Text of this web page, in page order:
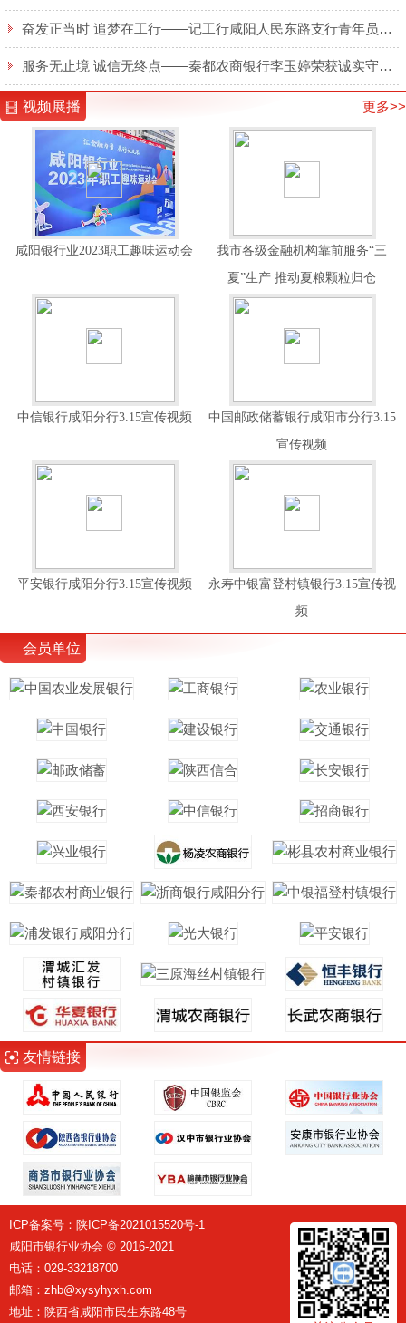
奋发正当时 追梦在工行——记工行咸阳人民东路支行青年员工侯梦莹
服务无止境 诚信无终点——秦都农商银行李玉婷荣获诚实守信类“秦都好人”表彰
视频展播 更多>>
咸阳银行业2023职工趣味运动会
我市各级金融机构靠前服务“三
夏”生产 推动夏粮颗粒归仓
中信银行咸阳分行3.15宣传视频
中国邮政储蓄银行咸阳市分行3.15
宣传视频
平安银行咸阳分行3.15宣传视频
永寿中银富登村镇银行3.15宣传视
频
会员单位
友情链接
ICP备案号： 陕ICP备2021015520号-1
咸阳市银行业协会 © 2016-2021
电话：029-33218700
邮箱：zhb@xysyhyxh.com
地址：陕西省咸阳市民生东路48号